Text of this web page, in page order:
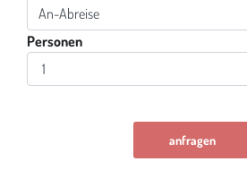
Personen
Eingabe Personen
anfragen